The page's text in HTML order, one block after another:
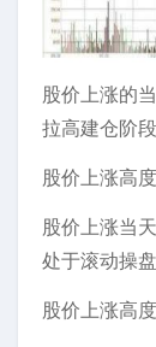
股价上涨的
拉高建仓阶段
股价上涨高
股价上涨当
处于滚动操盘
股价上涨高